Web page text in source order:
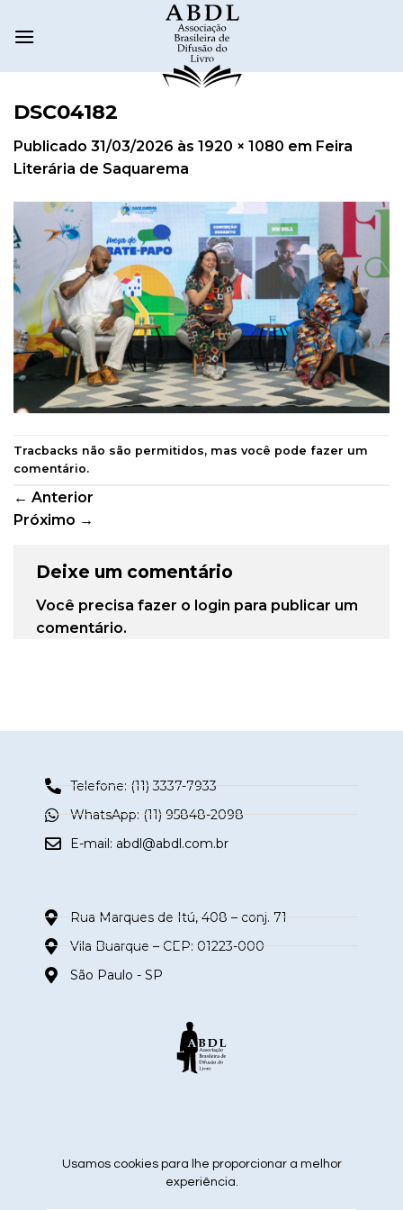
DSC04182
Publicado 31/03/2026 às 1920 × 1080 em Feira
Literária de Saquarema
Tracbacks não são permitidos, mas você pode fazer um
comentário.
← Anterior
Próximo →
Deixe um comentário
Você precisa fazer o login para publicar um
comentário.
Telefone: (11) 3337-7933
WhatsApp: (11) 95848-2098
E-mail: abdl@abdl.com.br
Rua Marques de Itú, 408 – conj. 71
Vila Buarque – CEP: 01223-000
São Paulo - SP
siga nas redes sociais
Usamos cookies para lhe proporcionar a melhor
experiência.